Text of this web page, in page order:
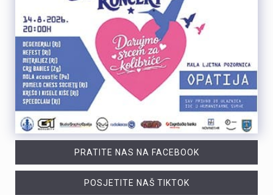
PRATITE NAS NA FACEBOOK
POSJETITE NAŠ TIKTOK